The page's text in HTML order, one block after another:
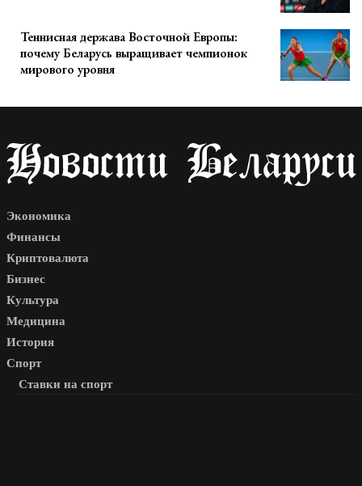
Теннисная держава Восточной Европы:
почему Беларусь выращивает чемпионок
мирового уровня
Экономика
Финансы
Криптовалюта
Бизнес
Культура
Медицина
История
Спорт
Ставки на спорт